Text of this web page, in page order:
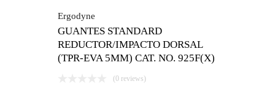
Ergodyne
GUANTES STANDARD
REDUCTOR/IMPACTO DORSAL
(TPR-EVA 5MM) CAT. NO. 925F(X)
(0 reviews)